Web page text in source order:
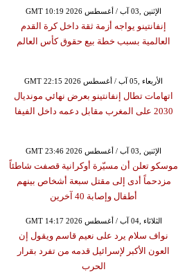
GMT 10:19 2026 الإثنين ,03 آب / أغسطس
إنفانتينو يواجه أزمة ثقة داخل كرة القدم
العالمية بسبب خطة بيع حقوق كأس العالم
GMT 22:15 2026 الأربعاء ,05 آب / أغسطس
اتهامات تطال إنفانتينو بعرض نهائي مونديال
2030 على المغرب مقابل دعمه داخل الفيفا
GMT 23:46 2026 الإثنين ,03 آب / أغسطس
موسكو تعلن أن مسيّرة أوكرانية قصفت شاطئاً
مزدحماً أدى إلى مقتل سبعة أشخاص بينهم
أطفال وإصابة 40 آخرين
GMT 14:17 2026 الثلاثاء ,04 آب / أغسطس
نواف سلام يرد على نعيم قاسم ويقول إن
العون الأكبر لإسرائيل قدمه من تفرد بقرار
الحرب